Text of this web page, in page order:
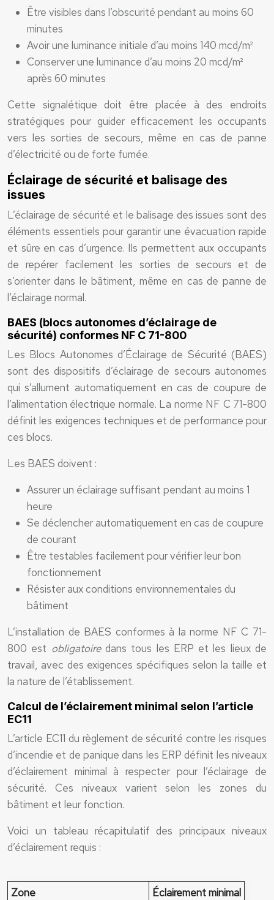
Être visibles dans l’obscurité pendant au moins 60
minutes
Avoir une luminance initiale d’au moins 140 mcd/m²
Conserver une luminance d’au moins 20 mcd/m²
après 60 minutes
Cette signalétique doit être placée à des endroits
stratégiques pour guider efficacement les occupants
vers les sorties de secours, même en cas de panne
d’électricité ou de forte fumée.
Éclairage de sécurité et balisage des
issues
L’éclairage de sécurité et le balisage des issues sont des
éléments essentiels pour garantir une évacuation rapide
et sûre en cas d’urgence. Ils permettent aux occupants
de repérer facilement les sorties de secours et de
s’orienter dans le bâtiment, même en cas de panne de
l’éclairage normal.
BAES (blocs autonomes d’éclairage de
sécurité) conformes NF C 71-800
Les Blocs Autonomes d’Éclairage de Sécurité (BAES)
sont des dispositifs d’éclairage de secours autonomes
qui s’allument automatiquement en cas de coupure de
l’alimentation électrique normale. La norme NF C 71-800
définit les exigences techniques et de performance pour
ces blocs.
Les BAES doivent :
Assurer un éclairage suffisant pendant au moins 1
heure
Se déclencher automatiquement en cas de coupure
de courant
Être testables facilement pour vérifier leur bon
fonctionnement
Résister aux conditions environnementales du
bâtiment
L’installation de BAES conformes à la norme NF C 71-
800 est obligatoire dans tous les ERP et les lieux de
travail, avec des exigences spécifiques selon la taille et
la nature de l’établissement.
Calcul de l’éclairement minimal selon l’article
EC11
L’article EC11 du règlement de sécurité contre les risques
d’incendie et de panique dans les ERP définit les niveaux
d’éclairement minimal à respecter pour l’éclairage de
sécurité. Ces niveaux varient selon les zones du
bâtiment et leur fonction.
Voici un tableau récapitulatif des principaux niveaux
d’éclairement requis :
Zone Éclairement minimal